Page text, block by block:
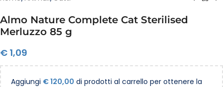
Almo Nature Complete Cat Sterilised
Merluzzo 85 g
€ 1,09
Aggiungi €120,00 di prodotti al carrello per ottenere la